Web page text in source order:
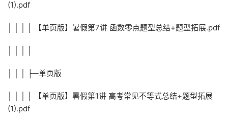
(1).pdf
│ │ │ │ 【单页版】暑假第7讲 函数零点题型总结+题型拓展.pdf
│ │ │ ├─单页版
│ │ │ │ 【单页版】暑假第1讲 高考常见不等式总结+题型拓展
(1).pdf